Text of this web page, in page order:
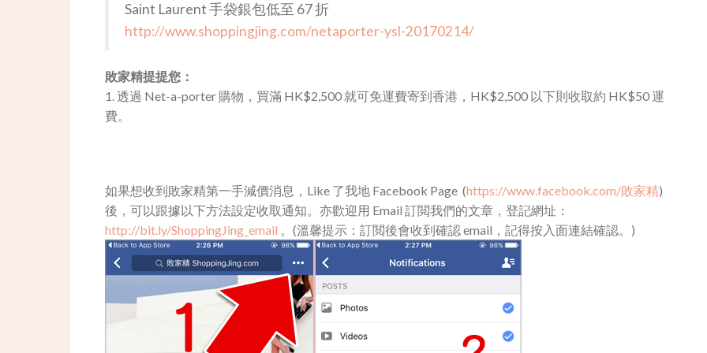
Saint Laurent 手袋銀包低至 67 折
http://www.shoppingjing.com/netaporter-ysl-20170214/
敗家精提提您：
1. 透過 Net-a-porter 購物，買滿 HK$2,500 就可免運費寄到香港，HK$2,500 以下則收取約 HK$50 運
費。
如果想收到敗家精第一手減價消息，Like 了我地 Facebook Page (https://www.facebook.com/敗家精)
後，可以跟據以下方法設定收取通知。亦歡迎用 Email 訂閲我們的文章，登記網址：
http://bit.ly/ShoppingJing_email 。(溫馨提示：訂閲後會收到確認 email，記得按入面連結確認。)